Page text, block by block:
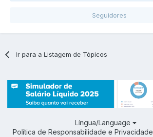
Seguidores
Ir para a Listagem de Tópicos
Língua/Language
Política de Responsabilidade e Privacidade